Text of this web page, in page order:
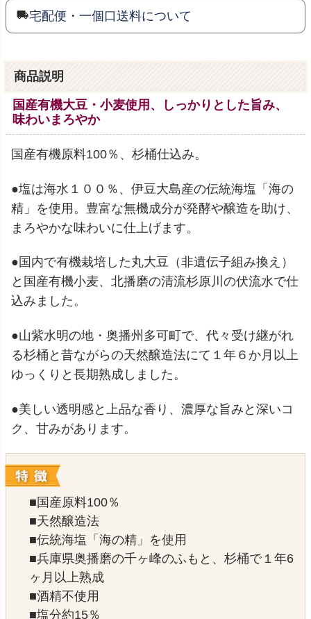
宅配便・一個口送料について
商品説明
国産有機大豆・小麦使用、しっかりとした旨み、
味わいまろやか
国産有機原料100％、杉桶仕込み。
●塩は海水１００％、伊豆大島産の伝統海塩「海の
精」を使用。豊富な無機成分が発酵や醸造を助け、
まろやかな味わいに仕上げます。
●国内で有機栽培した丸大豆（非遺伝子組み換え）
と国産有機小麦、北播磨の清流杉原川の伏流水で仕
込みました。
●山紫水明の地・奥播州多可町で、代々受け継がれ
る杉桶と昔ながらの天然醸造法にて１年６か月以上
ゆっくりと長期熟成しました。
●美しい透明感と上品な香り、濃厚な旨みと深いコ
ク、甘みがあります。
■国産原料100％
■天然醸造法
■伝統海塩「海の精」を使用
■兵庫県奥播磨の千ヶ峰のふもと、杉桶で１年6
ヶ月以上熟成
■酒精不使用
■塩分約15％